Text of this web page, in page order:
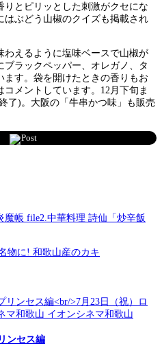
とピリッとした刺激がクセにな
はぶどう山椒のクイズも掲載され
わえるように塩味ベースで山椒が
ラックペッパー、オレガノ、タ
す。袋を開けたときの香りもお
メントしています。12月下旬ま
了)。大阪の「牛串かつ味」も販売
Post
帳 file2.中華料理 詩仙「炒辛飯
物に! 和歌山産のカキ
ンセス編